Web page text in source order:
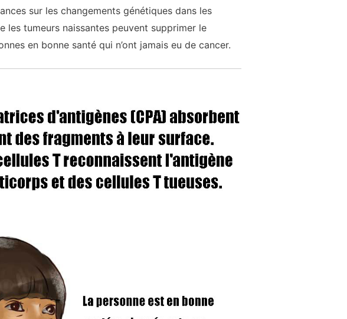
sur les changements génétiques dans les
les tumeurs naissantes peuvent supprimer le
en bonne santé qui n’ont jamais eu de cancer.